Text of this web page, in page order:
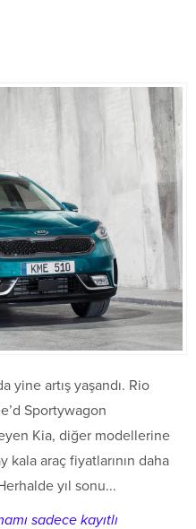
yine artış yaşandı. Rio
Sportywagon
Kia, diğer modellerine
kala araç fiyatlarının daha
yıl sonu...
sadece kayıtlı